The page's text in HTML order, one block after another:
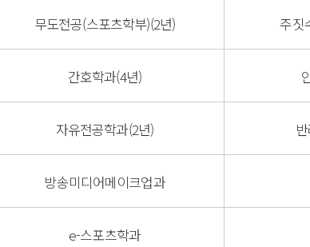
무도전공(스포츠학부)(2년) 주짓
간호학과(4년)
자유전공학과(2년)
방송미디어메이크업과
e-스포츠학과